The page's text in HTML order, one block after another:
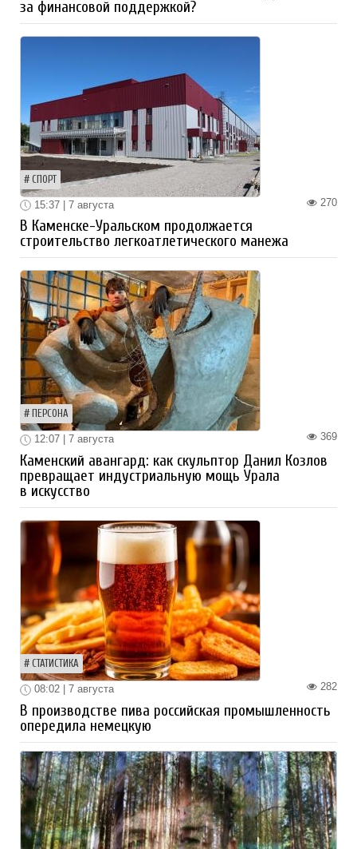
за финансовой поддержкой?
СПОРТ
270
15:37 | 7 августа
В Каменске-Уральском продолжается
строительство легкоатлетического манежа
ПЕРСОНА
369
12:07 | 7 августа
Каменский авангард: как скульптор Данил Козлов
превращает индустриальную мощь Урала
в искусство
СТАТИСТИКА
282
08:02 | 7 августа
В производстве пива российская промышленность
опередила немецкую